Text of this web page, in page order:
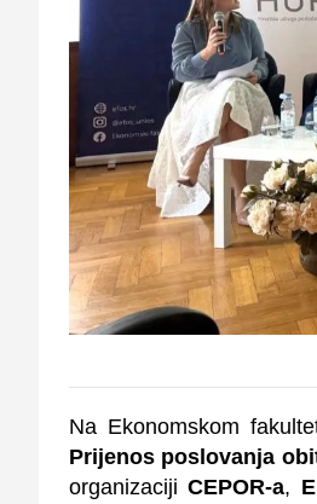
Na Ekonomskom
Prijenos poslovanja
organizacijiCEPOR-a,